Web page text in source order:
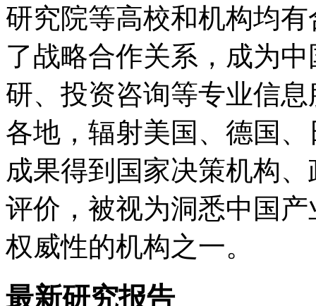
研究院等高校和机构均
了战略合作关系，成为
研、投资咨询等专业信
各地，辐射美国、德国
成果得到国家决策机构
评价，被视为洞悉中国
权威性的机构之一。
最新研究报告